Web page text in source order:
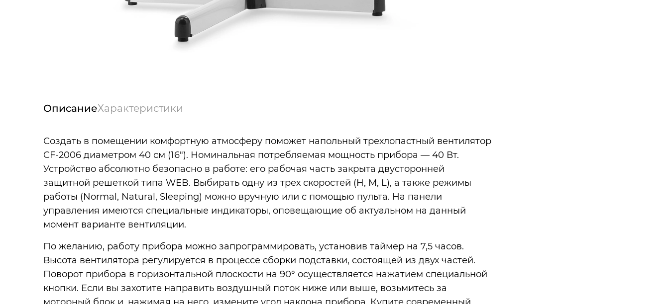
ОписаниеХарактеристики
Создать в помещении комфортную атмосферу поможет напольный трехлопастный вентилятор
CF-2006 диаметром 40 см (16"). Номинальная потребляемая мощность прибора — 40 Вт.
Устройство абсолютно безопасно в работе: его рабочая часть закрыта двусторонней
защитной решеткой типа WEB. Выбирать одну из трех скоростей (H, M, L), а также режимы
работы (Normal, Natural, Sleeping) можно вручную или с помощью пульта. На панели
управления имеются специальные индикаторы, оповещающие об актуальном на данный
момент варианте вентиляции.
По желанию, работу прибора можно запрограммировать, установив таймер на 7,5 часов.
Высота вентилятора регулируется в процессе сборки подставки, состоящей из двух частей.
Поворот прибора в горизонтальной плоскости на 90° осуществляется нажатием специальной
кнопки. Если вы захотите направить воздушный поток ниже или выше, возьмитесь за